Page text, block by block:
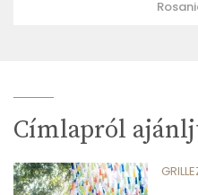
Címlapról